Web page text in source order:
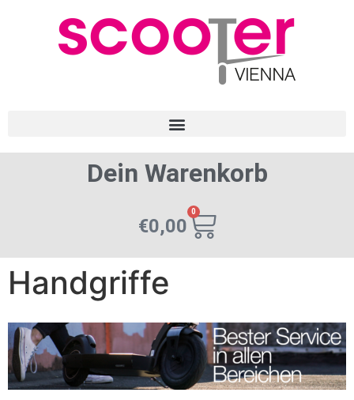
Dein Warenkorb
€0,00
0
Handgriffe